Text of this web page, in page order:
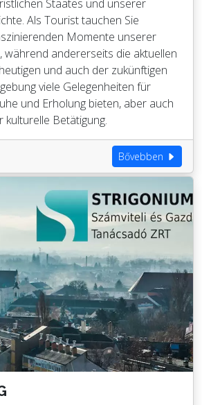
Staates und unserer
Als Tourist tauchen Sie
Momente unserer
während andererseits die aktuellen
und auch der zukünftigen
viele Gelegenheiten für
und Erholung bieten, aber auch
Betätigung.
Bővebben